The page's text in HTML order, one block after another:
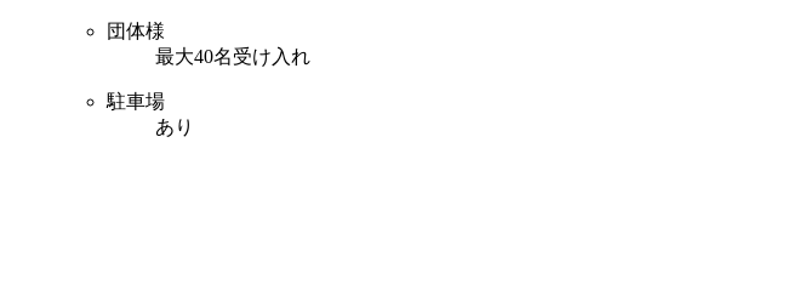
団体様
最大40名受け入れ
駐車場
あり